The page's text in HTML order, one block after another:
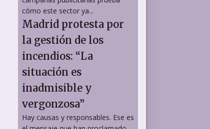
cómo este sector ya...
Madrid protesta por
la gestión de los
incendios: “La
situación es
inadmisible y
vergonzosa”
Hay causas y responsables. Ese es